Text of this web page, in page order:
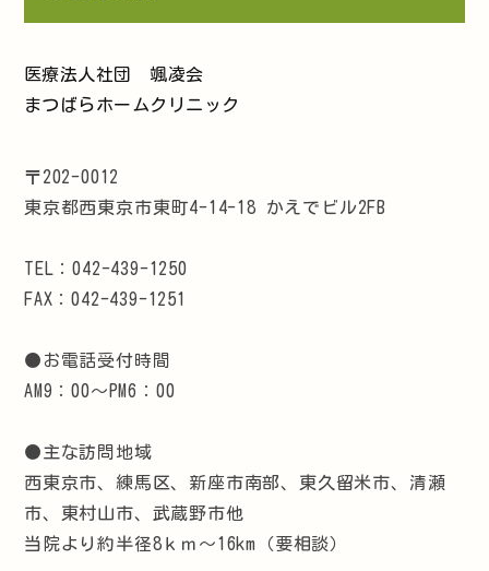
医療法人社団 颯凌会
まつばらホームクリニック
〒202-0012
東京都西東京市東町4-14-18 かえでビル2FB
TEL：042-439-1250
FAX：042-439-1251
●お電話受付時間
AM9：00～PM6：00
●主な訪問地域
西東京市、練馬区、新座市南部、東久留米市、清瀬
市、東村山市、武蔵野市他
当院より約半径8ｋｍ～16km（要相談）